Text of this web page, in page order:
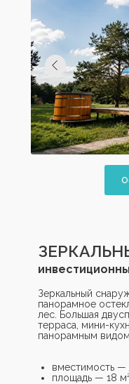
Зеркальный
панорамное
лес. Большая
терраса, мини-
панорамным
вместимость —
площадь — 18